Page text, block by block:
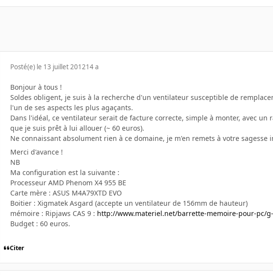
Posté(e) le 13 juillet 201214 a
Bonjour à tous !
Soldes obligent, je suis à la recherche d'un ventilateur susceptible de
l'un de ses aspects les plus agaçants.
Dans l'idéal, ce ventilateur serait de facture correcte, simple à monter, avec
que je suis prêt à lui allouer (~ 60 euros).
Ne connaissant absolument rien à ce domaine, je m'en remets à votre sagesse
Merci d'avance !
NB
Ma configuration est la suivante :
Processeur AMD Phenom X4 955 BE
Carte mère : ASUS M4A79XTD EVO
Boitier : Xigmatek Asgard (accepte un ventilateur de 156mm de hauteur)
mémoire : Ripjaws CAS 9 : http://www.materiel.net/barrette-memoire-pour-pc/
Budget : 60 euros.
Citer